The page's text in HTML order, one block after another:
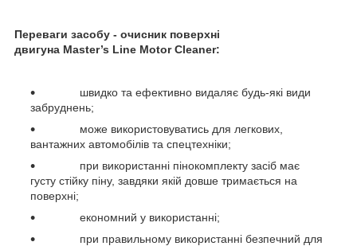
Переваги засобу - очисник поверхні
двигуна Master’s Line MotorCleaner:
швидко та ефективно видаляє будь-які види
забруднень;
може використовуватись для легкових,
вантажних автомобілів та спецтехніки;
при використанні пінокомплекту засіб має
густу стійку піну, завдяки якій довше тримається на
поверхні;
економний у використанні;
при правильному використанні безпечний для